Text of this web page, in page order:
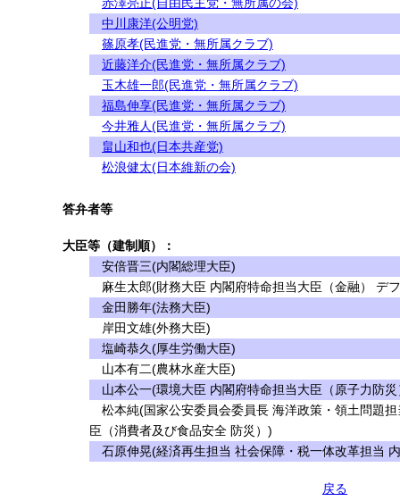
中川康洋(公明党)
篠原孝(民進党・無所属クラブ)
近藤洋介(民進党・無所属クラブ)
玉木雄一郎(民進党・無所属クラブ)
福島伸享(民進党・無所属クラブ)
今井雅人(民進党・無所属クラブ)
畠山和也(日本共産党)
松浪健太(日本維新の会)
答弁者等
大臣等（建制順）：
安倍晋三(内閣総理大臣)
麻生太郎(財務大臣 内閣府特命担当大臣（金融） デ
金田勝年(法務大臣)
岸田文雄(外務大臣)
塩崎恭久(厚生労働大臣)
山本有二(農林水産大臣)
山本公一(環境大臣 内閣府特命担当大臣（原子力防災
松本純(国家公安委員会委員長 海洋政策・領土問題
臣（消費者及び食品安全 防災）)
石原伸晃(経済再生担当 社会保障・税一体改革担当
戻る